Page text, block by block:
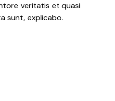
veritatis et quasi
sunt, explicabo.